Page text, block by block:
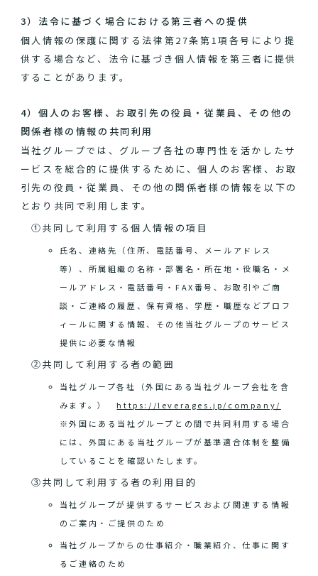
3）法令に基づく場合における第三者への提供
個人情報の保護に関する法律第27条第1項各号により提
供する場合など、法令に基づき個人情報を第三者に提供
することがあります。
4）個人のお客様、お取引先の役員・従業員、その他の
関係者様の情報の共同利用
当社グループでは、グループ各社の専門性を活かしたサ
ービスを総合的に提供するために、個人のお客様、お取
引先の役員・従業員、その他の関係者様の情報を以下の
とおり共同で利用します。
①共同して利用する個人情報の項目
氏名、連絡先（住所、電話番号、メールアドレス
等）、所属組織の名称・部署名・所在地・役職名・メ
ールアドレス・電話番号・FAX番号、お取引やご商
談・ご連絡の履歴、保有資格、学歴・職歴などプロフ
ィールに関する情報、その他当社グループのサービス
提供に必要な情報
②共同して利用する者の範囲
当社グループ各社（外国にある当社グループ会社を含
みます。） https://leverages.jp/company/
※外国にある当社グループとの間で共同利用する場合
には、外国にある当社グループが基準適合体制を整備
していることを確認いたします。
③共同して利用する者の利用目的
当社グループが提供するサービスおよび関連する情報
のご案内・ご提供のため
当社グループからの仕事紹介・職業紹介、仕事に関す
るご連絡のため